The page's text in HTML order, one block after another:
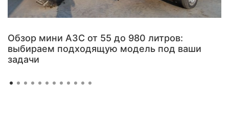
Обзор мини АЗС от 55 до 980 литров:
выбираем подходящую модель под ваши
задачи